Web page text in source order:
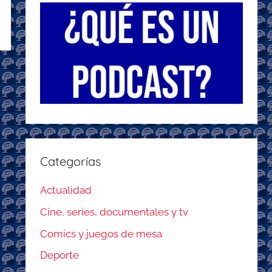
Categorías
Actualidad
Cine, series, documentales y tv
Comics y juegos de mesa
Deporte